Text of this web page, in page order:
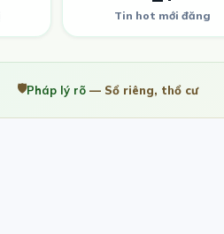
Tin hot mới đăng
🛡️Pháp lý rõ — Sổ riêng, thổ cư